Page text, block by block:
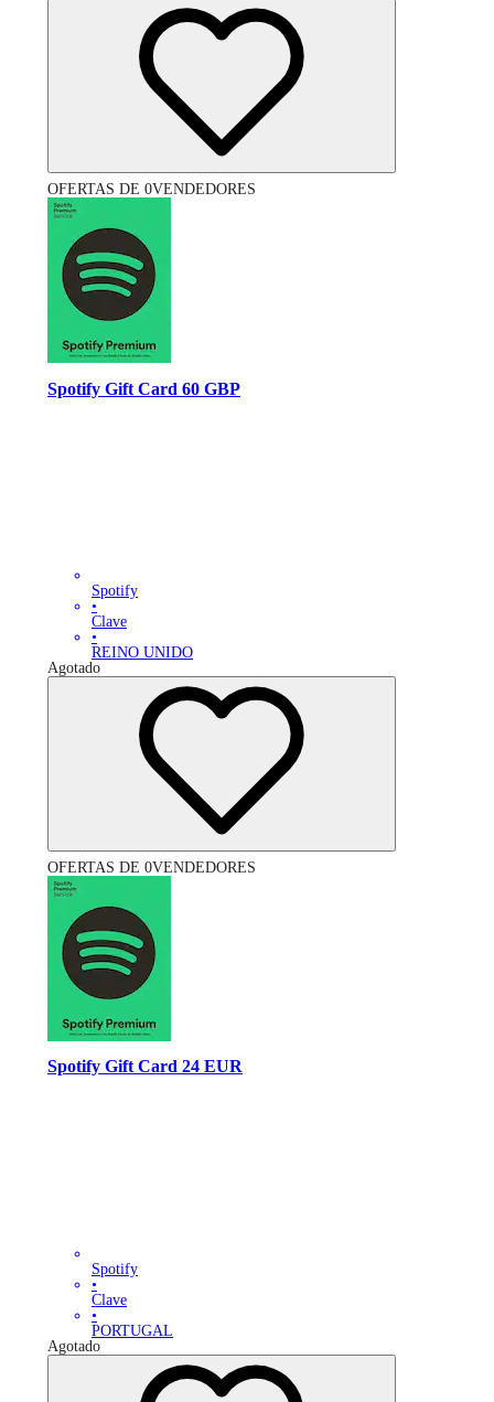
OFERTAS DE 0VENDEDORES
Spotify Gift Card 60 GBP
Spotify
•
Clave
•
REINO UNIDO
Agotado
OFERTAS DE 0VENDEDORES
Spotify Gift Card 24 EUR
Spotify
•
Clave
•
PORTUGAL
Agotado